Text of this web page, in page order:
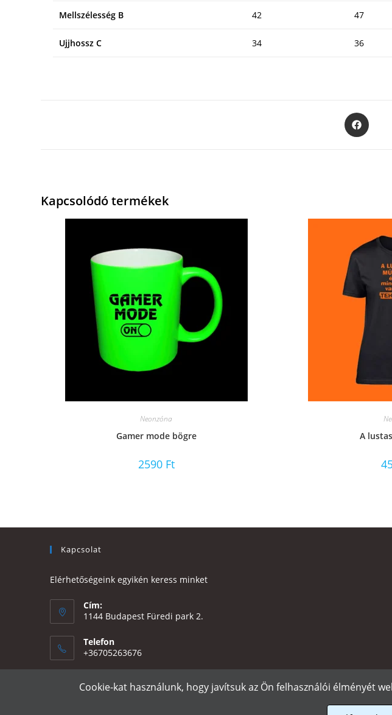
Mellszélesség B 42 47
Ujjhossz C 34 36
Opens
in
Kapcsolódó termékek
Neonzóna
Gamer mode bögre
2590 Ft
A
Kapcsolat
Elérhetőségeink egyikén keress minket
Cím:
1144 Budapest Füredi park 2.
Telefon
+36705263676
eszter@e-design.huOpens
Cookie-kat használunk, hogy javítsuk az Ön felhasználói élményét